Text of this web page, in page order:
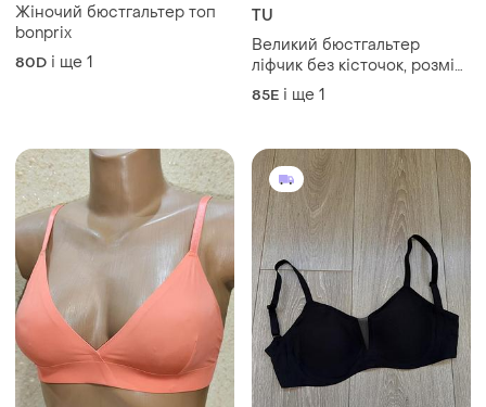
Жіночий бюстгальтер топ
bonprix
80D і ще 1
TU
Великий бюстгальтер
ліфчик без кісточок, розмір
38е
85E і ще 1